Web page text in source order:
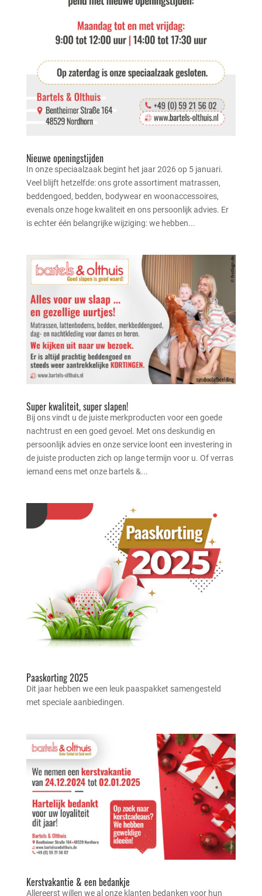
Nieuwe openingstijden
In onze speciaalzaak begint het jaar 2026 op 5 januari.
Veel blijft hetzelfde: ons grote assortiment matrassen,
beddengoed, bedden, bodywear en woonaccessoires,
evenals onze hoge kwaliteit en ons persoonlijk advies. Er
is echter één belangrijke wijziging: we hebben...
Super kwaliteit, super slapen!
Bij ons vindt u de juiste merkproducten voor een goede
nachtrust en een goed gevoel. Met ons deskundig en
persoonlijk advies en onze service loont een investering in
de juiste producten zich op lange termijn voor u. Of verras
iemand eens met onze bartels &...
Paaskorting 2025
Dit jaar hebben we een leuk paaspakket samengesteld
met speciale aanbiedingen.
Kerstvakantie & een bedankje
Allereerst willen we al onze klanten bedanken voor hun